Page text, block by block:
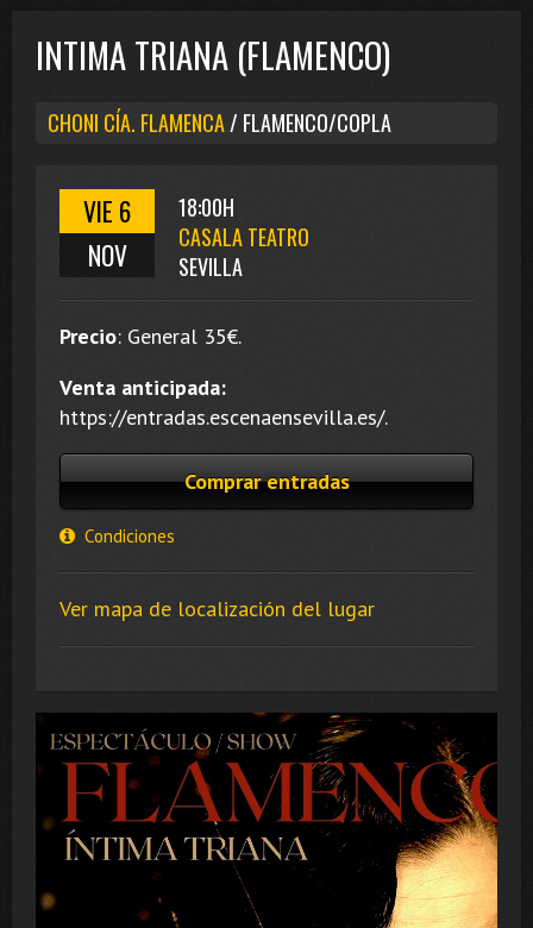
INTIMA TRIANA (FLAMENCO)
CHONI CÍA. FLAMENCA/ FLAMENCO/COPLA
VIE 6
NOV
18:00H
CASALA TEATRO
SEVILLA
Precio: General 35€.
Venta anticipada:
https://entradas.escenaensevilla.es/.
Comprar entradas
Condiciones
Ver mapa de localización del lugar